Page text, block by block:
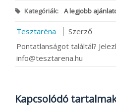
Kategóriák: A legjobb
Tesztaréna
Szerző
Pontatlanságot találtál?
info@tesztarena.hu
Kapcsolódó